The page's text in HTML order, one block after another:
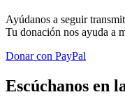
Ayúdanos a seguir
Tu donación nos ayuda a
Donar con PayPal
Escúchanos en